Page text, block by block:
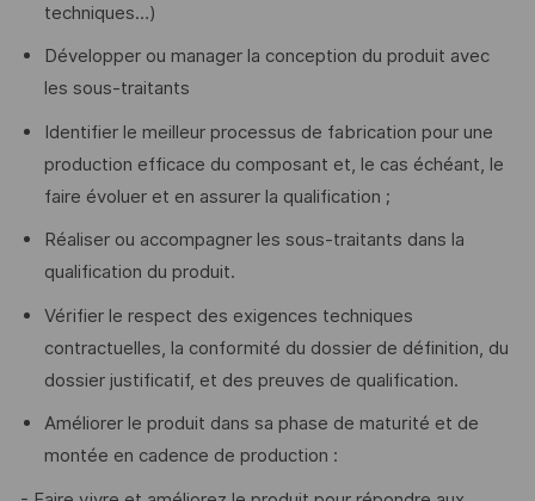
techniques…)
Développer ou manager la conception du produit avec
les sous-traitants
Identifier le meilleur processus de fabrication pour une
production efficace du composant et, le cas échéant, le
faire évoluer et en assurer la qualification ;
Réaliser ou accompagner les sous-traitants dans la
qualification du produit.
Vérifier le respect des exigences techniques
contractuelles, la conformité du dossier de définition, du
dossier justificatif, et des preuves de qualification.
Améliorer le produit dans sa phase de maturité et de
montée en cadence de production :